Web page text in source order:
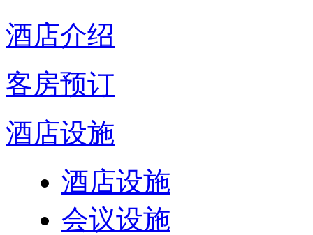
酒店介绍
客房预订
酒店设施
酒店设施
会议设施